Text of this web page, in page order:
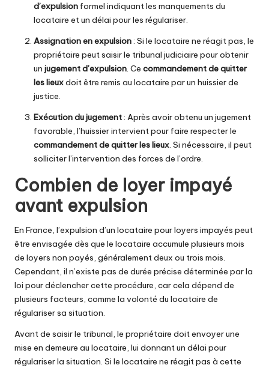
d’expulsion formel indiquant les manquements du
locataire et un délai pour les régulariser.
Assignation en expulsion: Si le locataire ne réagit pas, le
propriétaire peut saisir le tribunal judiciaire pour obtenir
un jugement d’expulsion. Ce commandement de quitter
les lieuxdoit être remis au locataire par un huissier de
justice.
Exécution du jugement: Après avoir obtenu un jugement
favorable, l’huissier intervient pour faire respecter le
commandement de quitter les lieux. Si nécessaire, il peut
solliciter l’intervention des forces de l’ordre.
Combien de loyer impayé
avant expulsion
En France, l’expulsion d’un locataire pour loyers impayés peut
être envisagée dès que le locataire accumule plusieurs mois
de loyers non payés, généralement deux ou trois mois.
Cependant, il n’existe pas de durée précise déterminée par la
loi pour déclencher cette procédure, car cela dépend de
plusieurs facteurs, comme la volonté du locataire de
régulariser sa situation.
Avant de saisir le tribunal, le propriétaire doit envoyer une
mise en demeure au locataire, lui donnant un délai pour
régulariser la situation. Si le locataire ne réagit pas à cette